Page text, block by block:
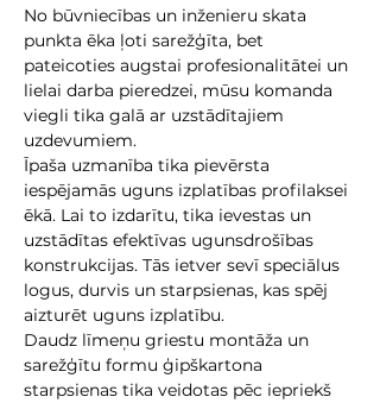
No būvniecības un inženieru skata
punkta ēka ļoti sarežģīta, bet
pateicoties augstai profesionalitātei un
lielai darba pieredzei, mūsu komanda
viegli tika galā ar uzstādītajiem
uzdevumiem.
Īpaša uzmanība tika pievērsta
iespējamās uguns izplatības profilaksei
ēkā. Lai to izdarītu, tika ievestas un
uzstādītas efektīvas ugunsdrošības
konstrukcijas. Tās ietver sevī speciālus
logus, durvis un starpsienas, kas spēj
aizturēt uguns izplatību.
Daudz līmeņu griestu montāža un
sarežģītu formu ģipškartona
starpsienas tika veidotas pēc iepriekš